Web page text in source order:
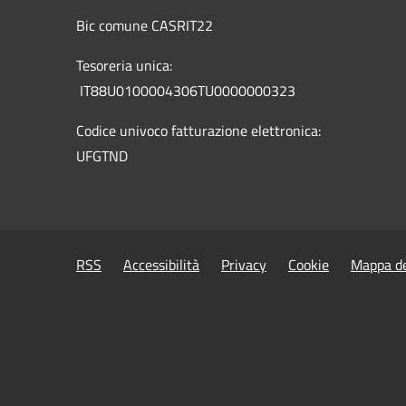
Bic comune CASRIT22
Tesoreria unica:
IT88U0100004306TU0000000323
Codice univoco fatturazione elettronica:
UFGTND
RSS Accessibilità Privacy Cookie Mappa